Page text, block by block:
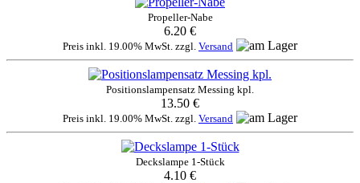
Propeller-Nabe
6.20 €
Preis inkl. 19.00% MwSt. zzgl. Versand
Positionslampensatz Messing kpl.
13.50 €
Preis inkl. 19.00% MwSt. zzgl. Versand
Deckslampe 1-Stück
4.10 €